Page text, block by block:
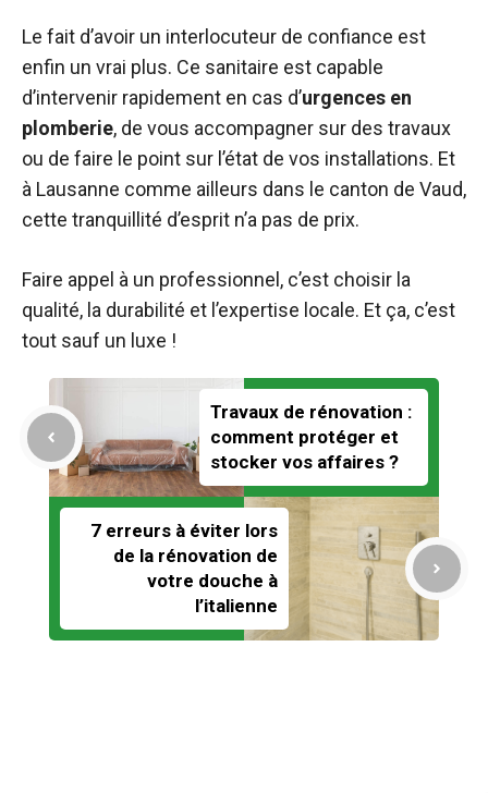
Le fait d’avoir un interlocuteur de confiance est
enfin un vrai plus. Ce sanitaire est capable
d’intervenir rapidement en cas d’urgences en
plomberie, de vous accompagner sur des travaux
ou de faire le point sur l’état de vos installations. Et
à Lausanne comme ailleurs dans le canton de Vaud,
cette tranquillité d’esprit n’a pas de prix.
Faire appel à un professionnel, c’est choisir la
qualité, la durabilité et l’expertise locale. Et ça, c’est
tout sauf un luxe !
Travaux de rénovation :
comment protéger et
stocker vos affaires ?
7 erreurs à éviter lors
de la rénovation de
votre douche à
l’italienne